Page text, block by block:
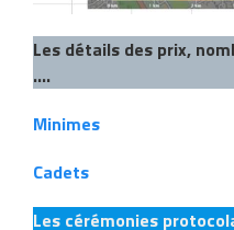
Les détails des prix,
….
Minimes
Cadets
Les cérémonies